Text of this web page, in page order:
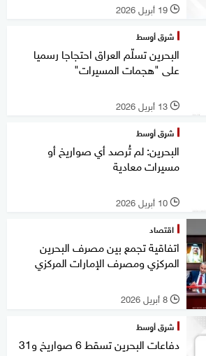
l 19 أبريل 2026
شرق أوسط
البحرين تسلّم العراق احتجاجا رسميا
على "هجمات المسيرات"
l 13 أبريل 2026
شرق أوسط
البحرين: لم تُرصد أي صواريخ أو
مسيرات معادية
l 10 أبريل 2026
اقتصاد
اتفاقية تجمع بين مصرف البحرين
المركزي ومصرف الإمارات المركزي
l 8 أبريل 2026
شرق أوسط
دفاعات البحرين تسقط 6 صواريخ و31